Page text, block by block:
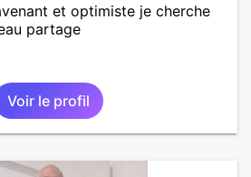
et optimiste je cherche
partage
Voir le profil